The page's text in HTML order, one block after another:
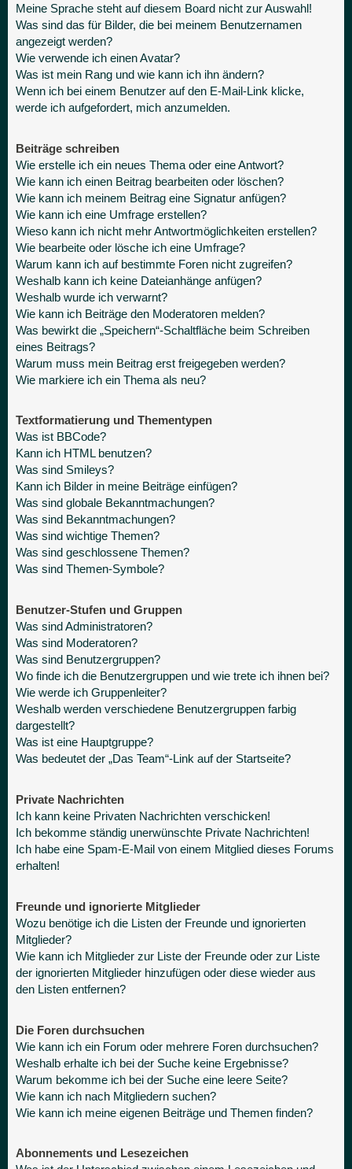
Meine Sprache steht auf diesem Board nicht zur Auswahl!
Was sind das für Bilder, die bei meinem Benutzernamen
angezeigt werden?
Wie verwende ich einen Avatar?
Was ist mein Rang und wie kann ich ihn ändern?
Wenn ich bei einem Benutzer auf den E-Mail-Link klicke,
werde ich aufgefordert, mich anzumelden.
Beiträge schreiben
Wie erstelle ich ein neues Thema oder eine Antwort?
Wie kann ich einen Beitrag bearbeiten oder löschen?
Wie kann ich meinem Beitrag eine Signatur anfügen?
Wie kann ich eine Umfrage erstellen?
Wieso kann ich nicht mehr Antwortmöglichkeiten erstellen?
Wie bearbeite oder lösche ich eine Umfrage?
Warum kann ich auf bestimmte Foren nicht zugreifen?
Weshalb kann ich keine Dateianhänge anfügen?
Weshalb wurde ich verwarnt?
Wie kann ich Beiträge den Moderatoren melden?
Was bewirkt die „Speichern“-Schaltfläche beim Schreiben
eines Beitrags?
Warum muss mein Beitrag erst freigegeben werden?
Wie markiere ich ein Thema als neu?
Textformatierung und Thementypen
Was ist BBCode?
Kann ich HTML benutzen?
Was sind Smileys?
Kann ich Bilder in meine Beiträge einfügen?
Was sind globale Bekanntmachungen?
Was sind Bekanntmachungen?
Was sind wichtige Themen?
Was sind geschlossene Themen?
Was sind Themen-Symbole?
Benutzer-Stufen und Gruppen
Was sind Administratoren?
Was sind Moderatoren?
Was sind Benutzergruppen?
Wo finde ich die Benutzergruppen und wie trete ich ihnen bei?
Wie werde ich Gruppenleiter?
Weshalb werden verschiedene Benutzergruppen farbig
dargestellt?
Was ist eine Hauptgruppe?
Was bedeutet der „Das Team“-Link auf der Startseite?
Private Nachrichten
Ich kann keine Privaten Nachrichten verschicken!
Ich bekomme ständig unerwünschte Private Nachrichten!
Ich habe eine Spam-E-Mail von einem Mitglied dieses Forums
erhalten!
Freunde und ignorierte Mitglieder
Wozu benötige ich die Listen der Freunde und ignorierten
Mitglieder?
Wie kann ich Mitglieder zur Liste der Freunde oder zur Liste
der ignorierten Mitglieder hinzufügen oder diese wieder aus
den Listen entfernen?
Die Foren durchsuchen
Wie kann ich ein Forum oder mehrere Foren durchsuchen?
Weshalb erhalte ich bei der Suche keine Ergebnisse?
Warum bekomme ich bei der Suche eine leere Seite?
Wie kann ich nach Mitgliedern suchen?
Wie kann ich meine eigenen Beiträge und Themen finden?
Abonnements und Lesezeichen